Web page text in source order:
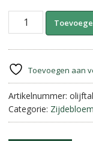
Olijftak
aantalToevoegen aan
Artikelnummer:
Categorie: